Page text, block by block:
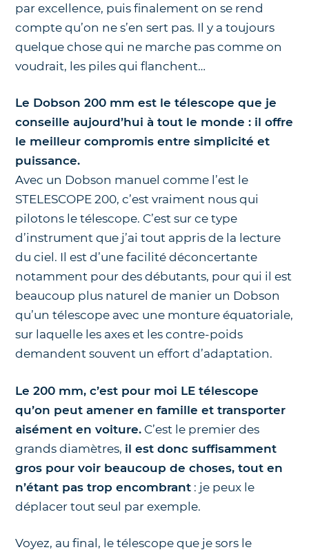
par excellence, puis finalement on se rend
compte qu’on ne s’en sert pas. Il y a toujours
quelque chose qui ne marche pas comme on
voudrait, les piles qui flanchent…
Le Dobson 200 mm est le télescope que je
conseille aujourd’hui à tout le monde : il offre
le meilleur compromis entre simplicité et
puissance.
Avec un Dobson manuel comme l’est le
STELESCOPE 200, c’est vraiment nous qui
pilotons le télescope. C’est sur ce type
d’instrument que j’ai tout appris de la lecture
du ciel. Il est d’une facilité déconcertante
notamment pour des débutants, pour qui il est
beaucoup plus naturel de manier un Dobson
qu’un télescope avec une monture équatoriale,
sur laquelle les axes et les contre-poids
demandent souvent un effort d’adaptation.
Le 200 mm, c’est pour moi LE télescope
qu’on peut amener en famille et transporter
aisément en voiture. C’est le premier des
grands diamètres, il est donc suffisamment
gros pour voir beaucoup de choses, tout en
n’étant pas trop encombrant : je peux le
déplacer tout seul par exemple.
Voyez, au final, le télescope que je sors le